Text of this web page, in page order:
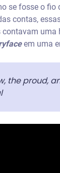
se fosse o fio
contas,
uma
em uma
the proud,